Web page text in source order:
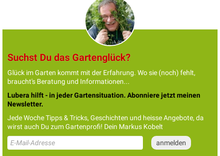
Suchst Du das Gartenglück?
Glück im Garten kommt mit der Erfahrung. Wo sie (noch) fehlt,
braucht's Beratung und Informationen...
Lubera hilft - in jeder Gartensituation. Abonniere jetzt meinen
Newsletter.
Jede Woche Tipps & Tricks, Geschichten und heisse Angebote, da
wirst auch Du zum Gartenprofi! Dein Markus Kobelt